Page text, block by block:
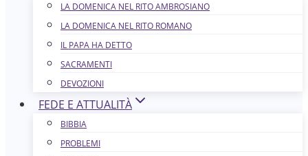
LA DOMENICA NEL R​​​​​​ITO AMBROSIANO
LA DOMENICA NEL RITO ROMANO
IL PAPA HA DETTO
SACRAMENTI
DEVOZIONI
FEDE E ATTUALITÀ
BIBBIA
PROBLEMI